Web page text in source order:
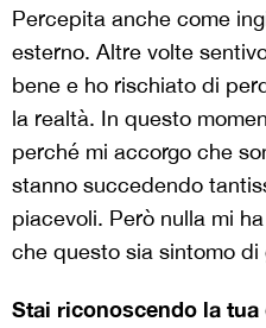
Percepita anche come
esterno. Altre volte
bene e ho rischiato di
la realtà. In questo
perché mi accorgo che
stanno succedendo
piacevoli. Però nulla mi
che questo sia sintomo di
Stai riconoscendo la